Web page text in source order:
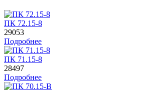
ПК 72.15-8
29053
Подробнее
ПК 71.15-8
28497
Подробнее